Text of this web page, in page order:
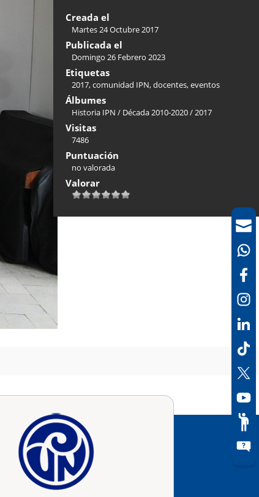
Creada el
Martes 24 Octubre 2017
Publicada el
Domingo 26 Febrero 2023
Etiquetas
2017,comunidad IPN,docentes,eventos
Álbumes
Historia IPN / Década 2010-2020/2017
Visitas
7486
Puntuación
no valorada
Valorar